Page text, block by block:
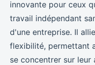
innovante pour ceux
travail indépendant
d'une entreprise. Il
flexibilité, permettant
se concentrer sur leur